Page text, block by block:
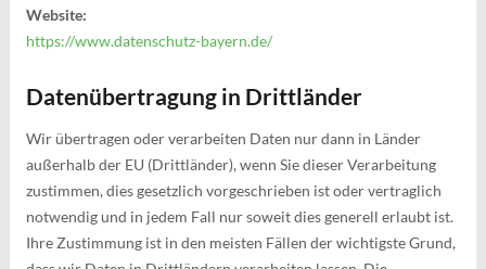
Website:
https://www.datenschutz-bayern.de/
Datenübertragung in Drittländer
Wir übertragen oder verarbeiten Daten nur dann in Länder
außerhalb der EU (Drittländer), wenn Sie dieser Verarbeitung
zustimmen, dies gesetzlich vorgeschrieben ist oder vertraglich
notwendig und in jedem Fall nur soweit dies generell erlaubt ist.
Ihre Zustimmung ist in den meisten Fällen der wichtigste Grund,